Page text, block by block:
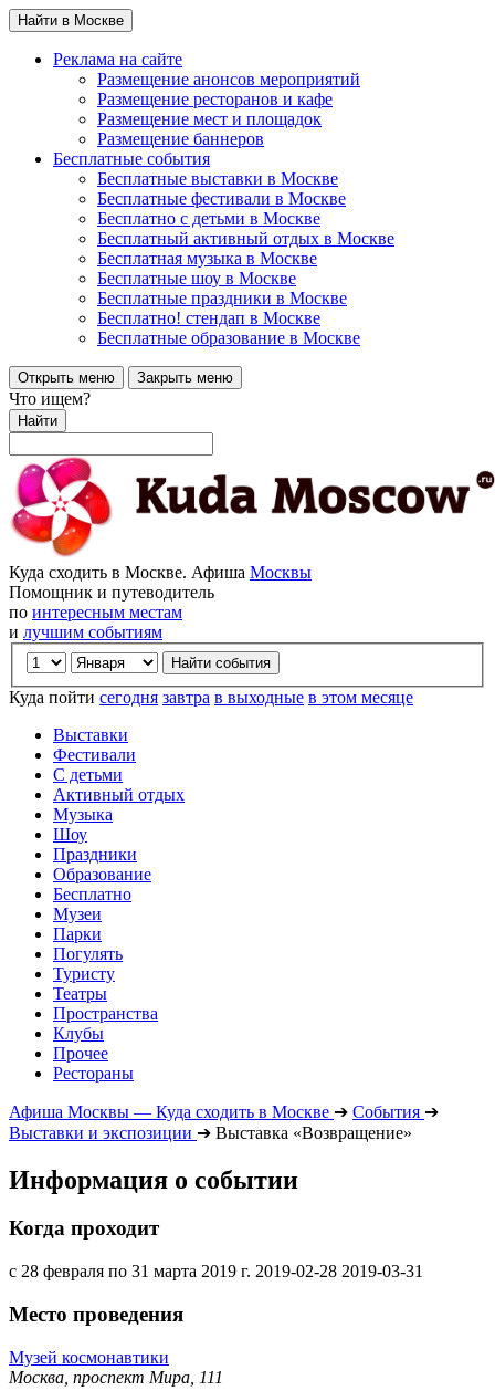
Найти в Москве
Реклама на сайте
Размещение анонсов мероприятий
Размещение ресторанов и кафе
Размещение мест и площадок
Размещение баннеров
Бесплатные события
Бесплатные выставки в Москве
Бесплатные фестивали в Москве
Бесплатно с детьми в Москве
Бесплатный активный отдых в Москве
Бесплатная музыка в Москве
Бесплатные шоу в Москве
Бесплатные праздники в Москве
Бесплатно! стендап в Москве
Бесплатные образование в Москве
Открыть меню Закрыть меню
Что ищем?
Найти
Куда сходить в Москве. Афиша Москвы
Помощник и путеводитель
по интересным местам
и лучшим событиям
Куда пойти сегодня завтра в выходные в этом месяце
Выставки
Фестивали
С детьми
Активный отдых
Музыка
Шоу
Праздники
Образование
Бесплатно
Музеи
Парки
Погулять
Туристу
Театры
Пространства
Клубы
Прочее
Рестораны
Афиша Москвы — Куда сходить в Москве ➔ События ➔
Выставки и экспозиции ➔ Выставка «Возвращение»
Информация о событии
Когда проходит
с 28 февраля по 31 марта 2019 г. 2019-02-28 2019-03-31
Место проведения
Музей космонавтики
Москва, проспект Мира, 111